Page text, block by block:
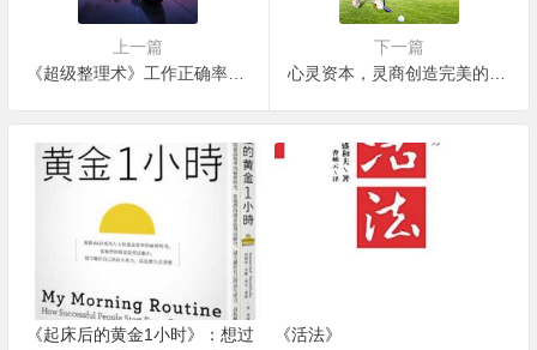
上一篇
《超级整理术》工作正确率提高百分之八十
下一篇
《起床后的黄金1小时》：想过
《活法》